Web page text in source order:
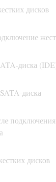
дисков
диска
диска
дисков